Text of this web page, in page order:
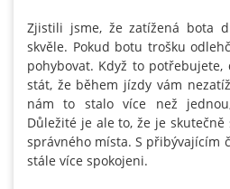
Zjistili jsme, že zatížená bota
skvěle. Pokud botu trošku
pohybovat. Když to
stát, že během jízdy vám
nám to stalo více než
Důležité je ale to, že je
správného místa. S přibývajícím
stále více spokojeni.